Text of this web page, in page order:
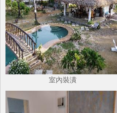
室內裝潢